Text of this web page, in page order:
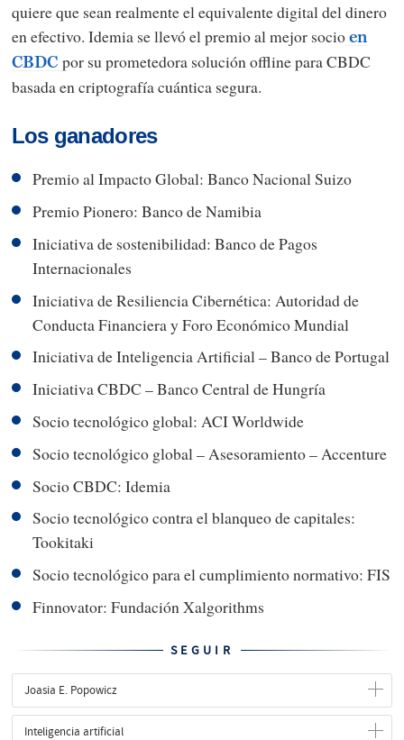
SEGUIR
Joasia E. Popowicz
Inteligencia artificial
quiere que sean realmente el equivalente digital del dinero
en efectivo. Idemia se llevó el premio al mejor socioen
CBDC por su prometedora solución offline para CBDC
basada en criptografía cuántica segura.
Los ganadores
Premio al Impacto Global: Banco Nacional Suizo
Premio Pionero: Banco de Namibia
Iniciativa de sostenibilidad: Banco de Pagos
Internacionales
Iniciativa de Resiliencia Cibernética: Autoridad de
Conducta Financiera y Foro Económico Mundial
Iniciativa de Inteligencia Artificial – Banco de Portugal
Iniciativa CBDC – Banco Central de Hungría
Socio tecnológico global: ACI Worldwide
Socio tecnológico global – Asesoramiento – Accenture
Socio CBDC: Idemia
Socio tecnológico contra el blanqueo de capitales:
Tookitaki
Socio tecnológico para el cumplimiento normativo: FIS
Finnovator: Fundación Xalgorithms